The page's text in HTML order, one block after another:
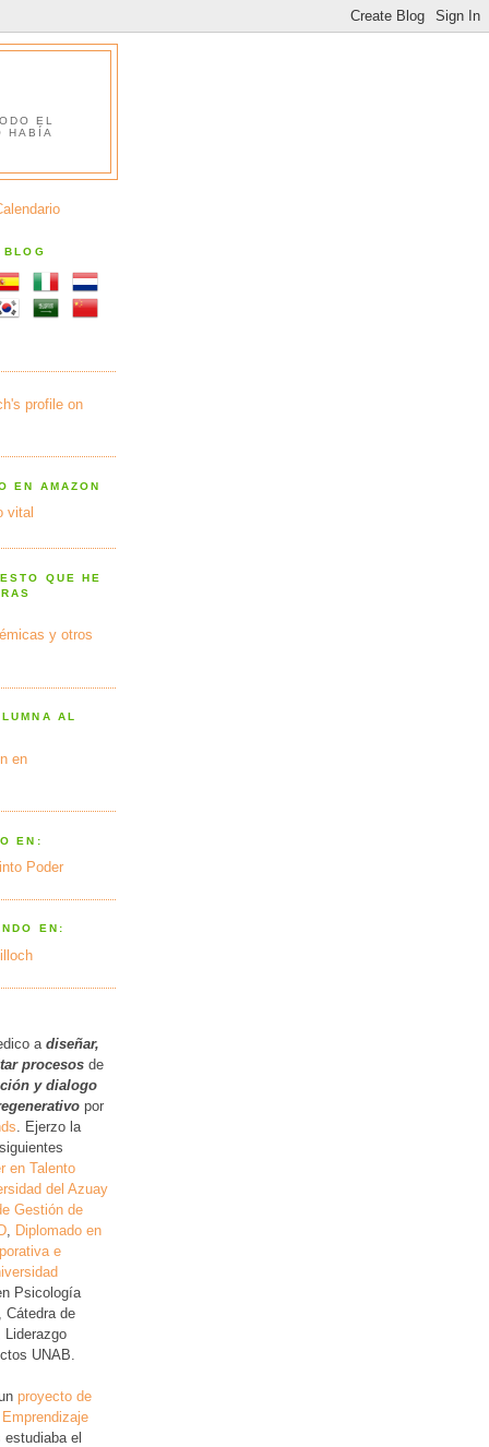
EL
HABÍA
BLOG
EN AMAZON
vital
QUE HE
y otros
AL
en
EN:
Poder
EN:
a diseñar,
procesos de
y dialogo
por
. Ejerzo la
en Talento
del Azuay
Gestión de
Diplomado en
e
Psicología
Cátedra de
Liderazgo
UNAB.
proyecto de
estudiaba el